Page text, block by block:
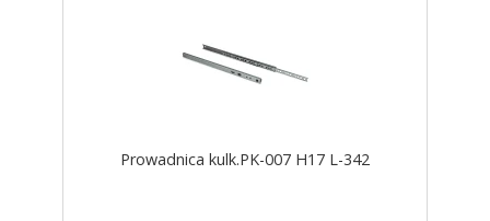
Prowadnica kulk.PK-007 H17 L-342